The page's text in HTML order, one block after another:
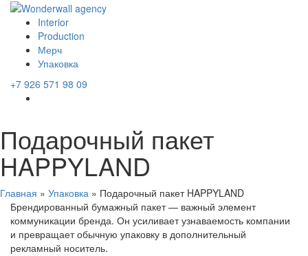
Interior
Production
Мерч
Упаковка
+7 926 571 98 09
Подарочный пакет
HAPPYLAND
Главная » Упаковка » Подарочный пакет HAPPYLAND
Брендированный бумажный пакет — важный элемент
коммуникации бренда. Он усиливает узнаваемость компании
и превращает обычную упаковку в дополнительный
рекламный носитель.